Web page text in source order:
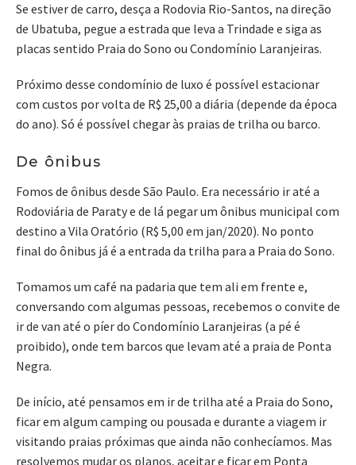
Se estiver de carro, desça a Rodovia Rio-Santos, na direção
de Ubatuba, pegue a estrada que leva a Trindade e siga as
placas sentido Praia do Sono ou Condomínio Laranjeiras.
Próximo desse condomínio de luxo é possível estacionar
com custos por volta de R$ 25,00 a diária (depende da época
do ano). Só é possível chegar às praias de trilha ou barco.
De ônibus
Fomos de ônibus desde São Paulo. Era necessário ir até a
Rodoviária de Paraty e de lá pegar um ônibus municipal com
destino a Vila Oratório (R$ 5,00 em jan/2020). No ponto
final do ônibus já é a entrada da trilha para a Praia do Sono.
Tomamos um café na padaria que tem ali em frente e,
conversando com algumas pessoas, recebemos o convite de
ir de van até o píer do Condomínio Laranjeiras (a pé é
proibido), onde tem barcos que levam até a praia de Ponta
Negra.
De início, até pensamos em ir de trilha até a Praia do Sono,
ficar em algum camping ou pousada e durante a viagem ir
visitando praias próximas que ainda não conhecíamos. Mas
resolvemos mudar os planos, aceitar e ficar em Ponta